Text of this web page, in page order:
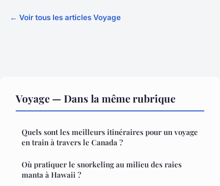
← Voir tous les articles Voyage
Voyage — Dans la même rubrique
Quels sont les meilleurs itinéraires pour un voyage
en train à travers le Canada ?
Où pratiquer le snorkeling au milieu des raies
manta à Hawaii ?